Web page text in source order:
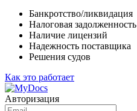
Банкротство/ликвидация
Налоговая задолженность
Наличие лицензий
Надежность поставщика
Решения судов
Как это работает
Авторизация